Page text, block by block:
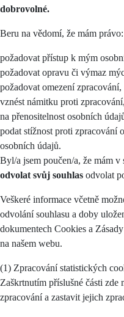
dobrovolné.
Beru na vědomí, že mám právo:
požadovat přístup k mým
požadovat opravu či výmaz
požadovat omezení zpracování,
vznést námitku proti zpracování,
na přenositelnost osobních
podat stížnost proti zpracování
osobních údajů.
Byl/a jsem poučen/a, že mám
odvolat svůj souhlas odvolat
Veškeré informace včetně
odvolání souhlasu a doby
dokumentech Cookies a
na našem webu.
(1) Zpracování statistických
Zaškrtnutím příslušné části
zpracování a zastavit jejich